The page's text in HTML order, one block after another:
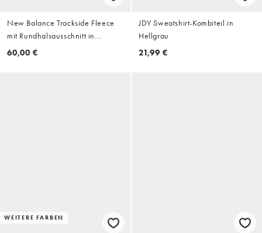
New Balance Trackside Fleece
mit Rundhalsausschnitt in
Smoked Violet
60,00 €
JDY Sweatshirt-Kombiteil in
Hellgrau
21,99 €
WEITERE FARBEN